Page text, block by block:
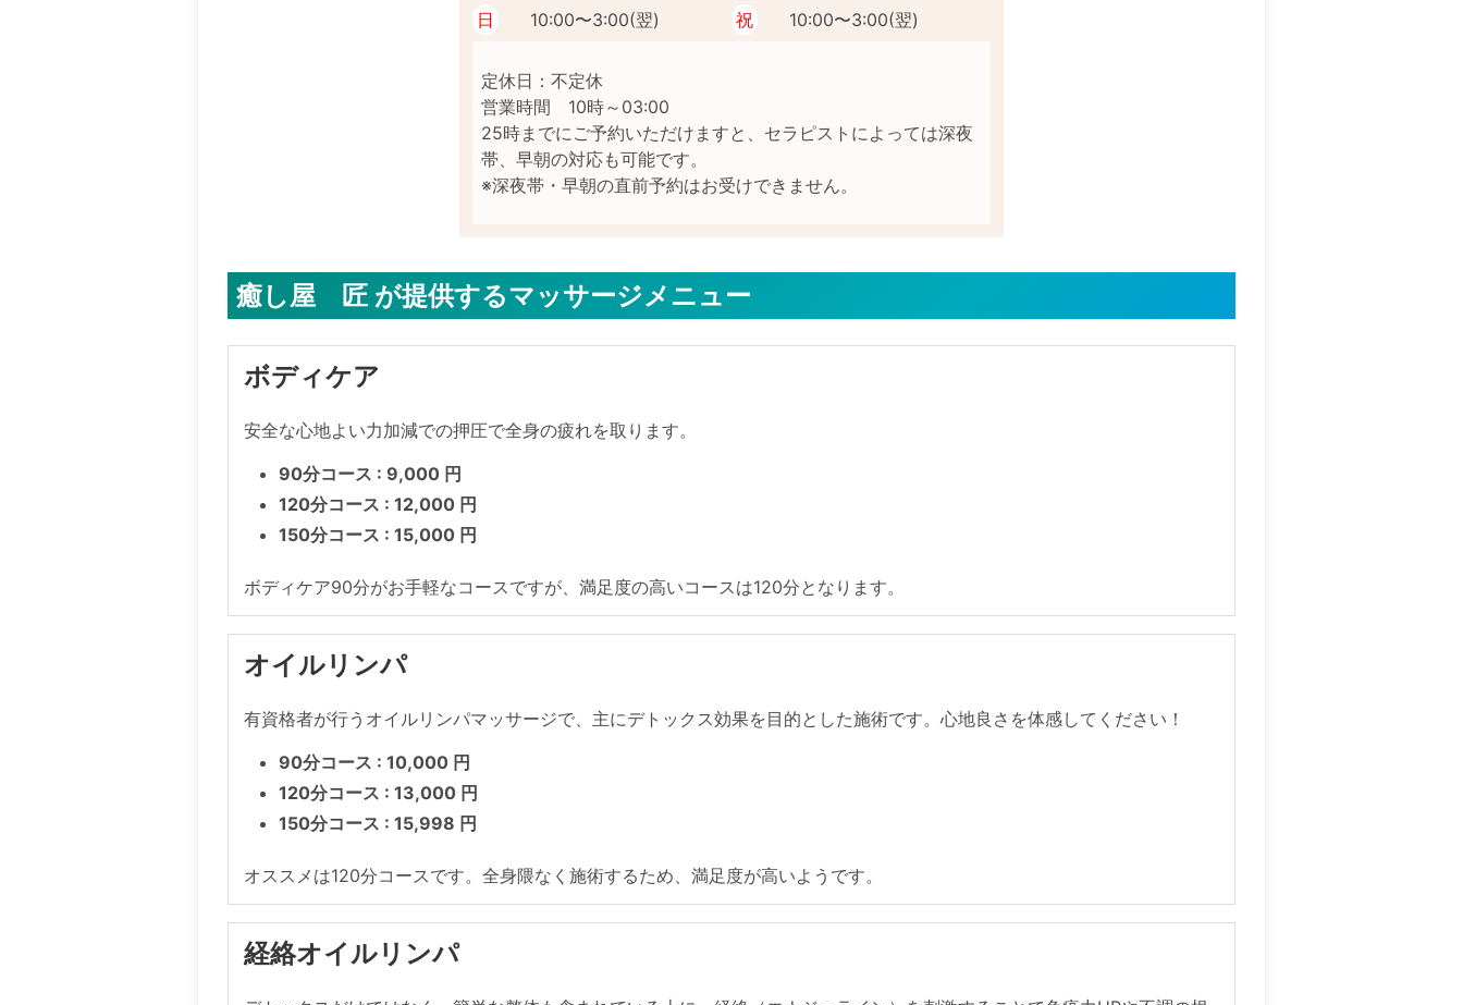
日
10:00〜3:00(翌) 祝 10:00〜3:00(翌)
定休日：不定休
営業時間　10時～03:00
25時までにご予約いただけますと、セラピストによっては深夜
帯、早朝の対応も可能です。
癒し屋 匠 が提供するマッサージメニュー
ボディケア
安全な心地よい力加減での押圧で全身の疲れを取ります。
90分コース : 9,000 円
120分コース : 12,000 円
150分コース : 15,000 円
ボディケア90分がお手軽なコースですが、満足度の高いコースは120分となります。
オイルリンパ
有資格者が行うオイルリンパマッサージで、主にデトックス効果を目的とした施術です。心地良さを体感してください！
90分コース : 10,000 円
120分コース : 13,000 円
150分コース : 15,998 円
オススメは120分コースです。全身隈なく施術するため、満足度が高いようです。
経絡オイルリンパ